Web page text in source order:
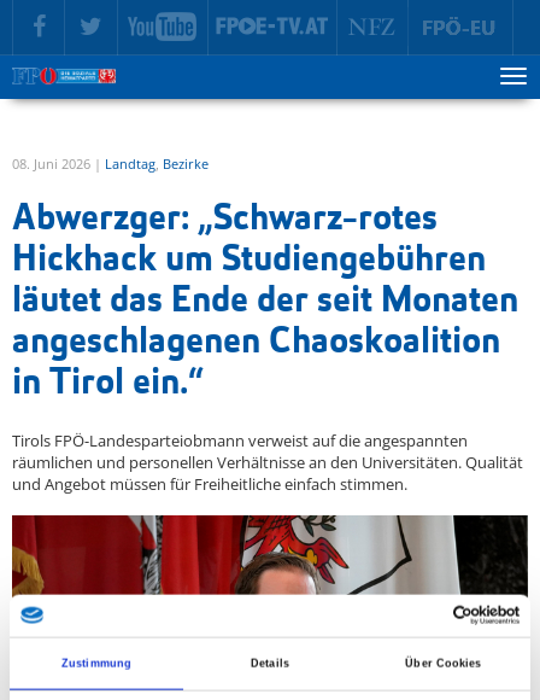
Zustimmung Details Über Cookies
zur Hauptnavigation springen
zum Inhalt springen
08. Juni 2026 | Landtag, Bezirke
Abwerzger: „Schwarz-rotes
Hickhack um Studiengebühren
läutet das Ende der seit Monaten
angeschlagenen Chaoskoalition
in Tirol ein.“
Tirols FPÖ-Landesparteiobmann verweist auf die angespannten
räumlichen und personellen Verhältnisse an den Universitäten. Qualität
und Angebot müssen für Freiheitliche einfach stimmen.